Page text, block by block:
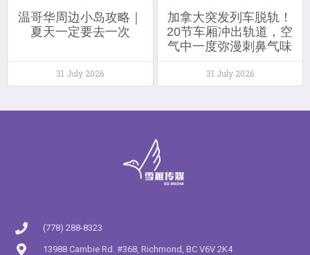
温哥华周边小岛攻略｜
夏天一定要去一次
31 July 2026
加拿大突发列车脱轨！
20节车厢冲出轨道，空
气中一度弥漫刺鼻气味
31 July 2026
(778) 288-8323
13988 Cambie Rd. #368, Richmond, BC V6V 2K4